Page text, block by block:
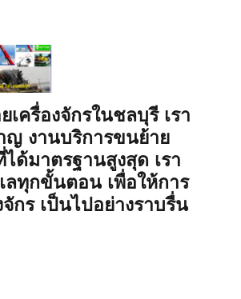
ครื่องจักรในชลบุรี เรา
ญ งานบริการขนย้าย
ได้มาตรฐานสูงสุด เรา
ลทุกขั้นตอน เพื่อให้การ
กร เป็นไปอย่างราบรื่น